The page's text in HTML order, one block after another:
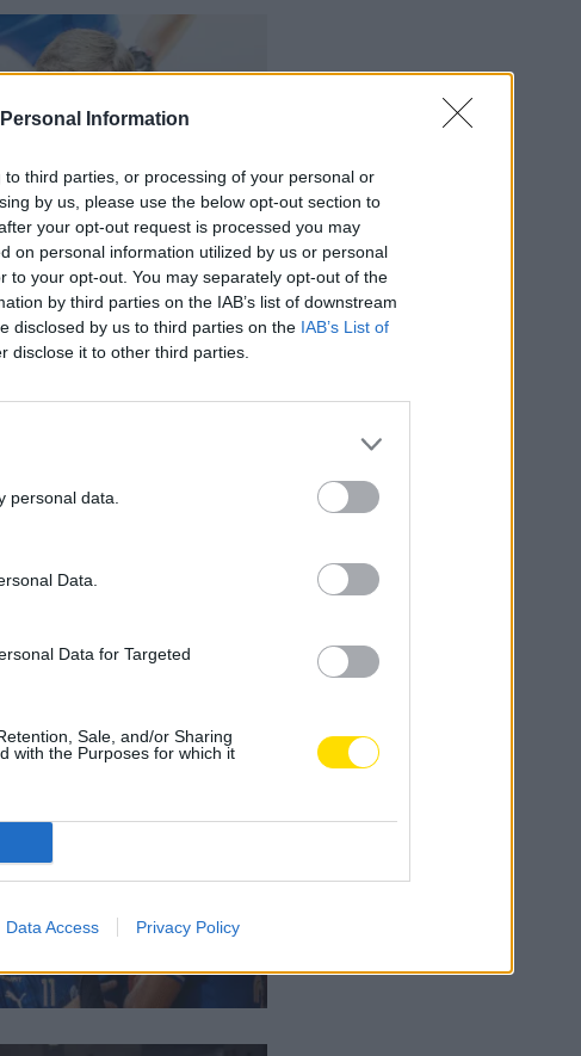
Information
third parties, or processing of your personal or
by us, please use the below opt-out section to
your opt-out request is processed you may
on personal information utilized by us or personal
to your opt-out. You may separately opt-out of the
by third parties on the IAB’s list of downstream
disclosed by us to third parties on the IAB’s List of
disclose it to other third parties.
personal data.
Data.
Data for Targeted
Sale, and/or Sharing
with the Purposes for which it
Data Access Privacy Policy